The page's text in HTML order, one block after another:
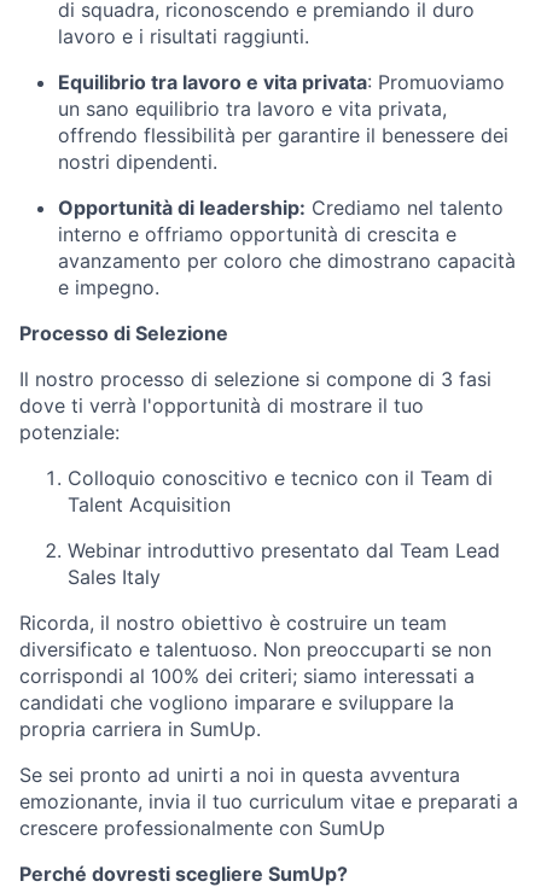
di squadra, riconoscendo e premiando il duro
lavoro e i risultati raggiunti.
Equilibrio tra lavoro e vita privata: Promuoviamo
un sano equilibrio tra lavoro e vita privata,
offrendo flessibilità per garantire il benessere dei
nostri dipendenti.
Opportunità di leadership: Crediamo nel talento
interno e offriamo opportunità di crescita e
avanzamento per coloro che dimostrano capacità
e impegno.
Processo di Selezione
Il nostro processo di selezione si compone di 3 fasi
dove ti verrà l'opportunità di mostrare il tuo
potenziale:
Colloquio conoscitivo e tecnico con il Team di
Talent Acquisition
Webinar introduttivo presentato dal Team Lead
Sales Italy
Ricorda, il nostro obiettivo è costruire un team
diversificato e talentuoso. Non preoccuparti se non
corrispondi al 100% dei criteri; siamo interessati a
candidati che vogliono imparare e sviluppare la
propria carriera in SumUp.
Se sei pronto ad unirti a noi in questa avventura
emozionante, invia il tuo curriculum vitae e preparati a
crescere professionalmente con SumUp
Perché dovresti scegliere SumUp?